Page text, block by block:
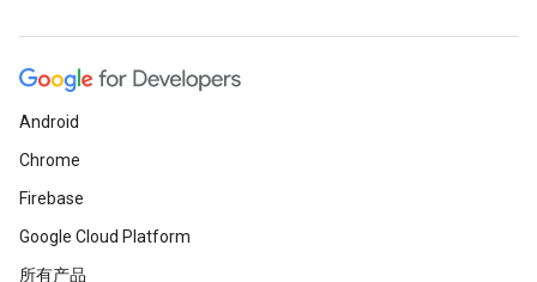
Android
Chrome
Firebase
Google Cloud Platform
所有产品